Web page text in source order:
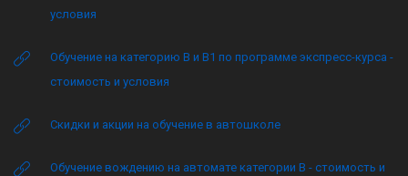
условия
Обучение на категорию B и B1 по программе экспресс-курса -
стоимость и условия
Скидки и акции на обучение в автошколе
Обучение вождению на автомате категории B - стоимость и